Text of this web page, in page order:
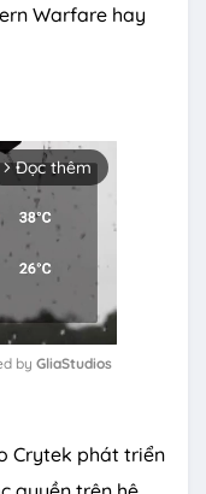
Warfare hay
arrow_forward_ios Đọc thêm
t
e
by GliaStudios
Crytek phát triển